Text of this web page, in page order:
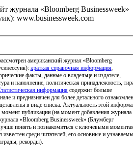
журнала «Bloomberg Businessweek»
www.businessweek.com
американский журнал «Bloomberg
краткая справочная информация
факты, данные о владельце и издателе,
и наполнение, политическая принадлежность,
информация содержит больше
и предназначен для более детального
Актуальность этой информации
публикации (на момент добавления журнала
«Bloomberg Businessweek» (Блумберг
понять и познакомиться с ключевыми
среди читателей, его основные и
рекорды).